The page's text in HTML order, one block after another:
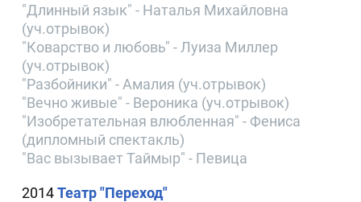
"Длинный язык" - Наталья Михайловна
(уч.отрывок)
"Коварство и любовь" - Луиза Миллер
(уч.отрывок)
"Разбойники" - Амалия (уч.отрывок)
"Вечно живые" - Вероника (уч.отрывок)
"Изобретательная влюбленная" - Фениса
(дипломный спектакль)
"Вас вызывает Таймыр" - Певица
2014Театр "Переход"